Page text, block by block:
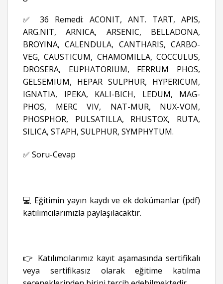
✅ 36 Remedi: ACONIT, ANT. TART, APIS,
ARG.NIT, ARNICA, ARSENIC, BELLADONA,
BROYINA, CALENDULA, CANTHARIS, CARBO-
VEG, CAUSTICUM, CHAMOMILLA, COCCULUS,
DROSERA, EUPHATORIUM, FERRUM PHOS,
GELSEMIUM, HEPAR SULPHUR, HYPERICUM,
IGNATIA, IPEKA, KALI-BICH, LEDUM, MAG-
PHOS, MERC VIV, NAT-MUR, NUX-VOM,
PHOSPHOR, PULSATILLA, RHUSTOX, RUTA,
SILICA, STAPH, SULPHUR, SYMPHYTUM.
✅ Soru-Cevap
💻 Eğitimin yayın kaydı ve ek dokümanlar (pdf)
katılımcılarımızla paylaşılacaktır.
👉 Katılımcılarımız kayıt aşamasında sertifikalı
veya sertifikasız olarak eğitime katılma